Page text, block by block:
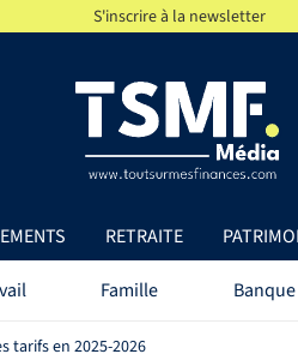
S'inscrire à la newsletter
RETRAITE
Famille Banque
tarifs en 2025-2026